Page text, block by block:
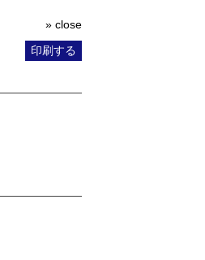
» close
印刷する